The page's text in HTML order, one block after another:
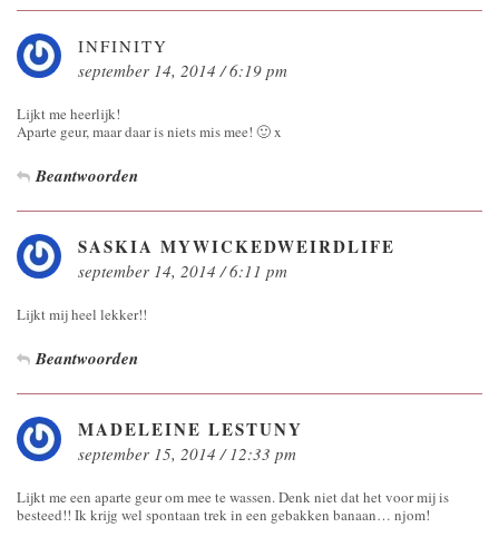
INFINITY
september 14, 2014 / 6:19 pm
Lijkt me heerlijk!
Aparte geur, maar daar is niets mis mee! 🙂 x
Beantwoorden
SASKIA MYWICKEDWEIRDLIFE
september 14, 2014 / 6:11 pm
Lijkt mij heel lekker!!
Beantwoorden
MADELEINE LESTUNY
september 15, 2014 / 12:33 pm
Lijkt me een aparte geur om mee te wassen. Denk niet dat het voor mij is
besteed!! Ik krijg wel spontaan trek in een gebakken banaan… njom!